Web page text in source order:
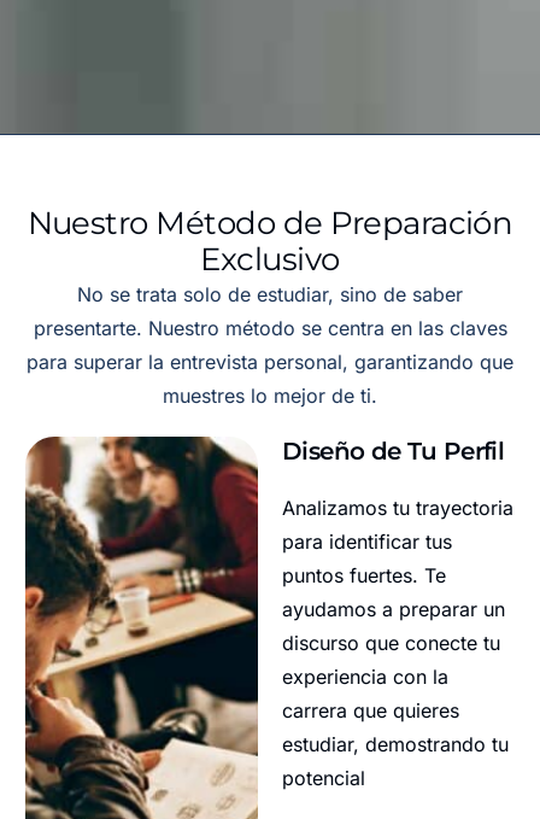
Nuestro Método de Preparación
Exclusivo
No se trata solo de estudiar, sino de saber
presentarte. Nuestro método se centra en las claves
para superar la entrevista personal, garantizando que
muestres lo mejor de ti.
Diseño de Tu Perfil
Analizamos tu trayectoria
para identificar tus
puntos fuertes. Te
ayudamos a preparar un
discurso que conecte tu
experiencia con la
carrera que quieres
estudiar, demostrando tu
potencial